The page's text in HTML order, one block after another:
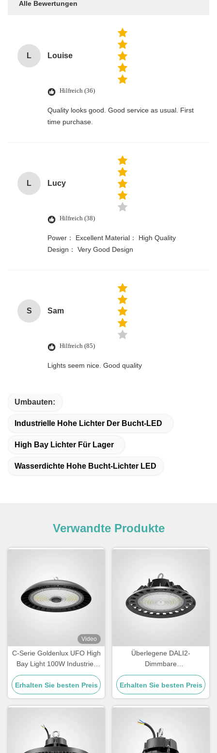
Alle Bewertungen
L Louise
Hilfreich (36)
Quality looks good. Good service as usual. First
time purchase.
L Lucy
Hilfreich (38)
Power： Excellent Material： High Quality
Design： Very Good Design
S Sam
Hilfreich (85)
Lights seem nice. Good quality
Umbauten:
Industrielle Hohe Lichter Der Bucht-LED
High Bay Lichter Für Lager
Wasserdichte Hohe Bucht-Lichter LED
Verwandte Produkte
Video
C-Serie Goldenlux UFO High
Bay Light 100W Industrie-
High Bay Led-Leuchten
Erhalten Sie besten Preis
Überlegene DALI2-
Dimmbare
Hochlagerbeleuchtung für
Lager
Erhalten Sie besten Preis